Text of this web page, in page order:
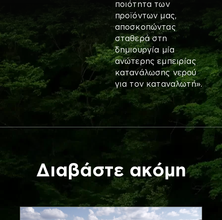
ποιότητα των
προϊόντων μας,
αποσκοπώντας
σταθερά στη
δημιουργία μία
ανώτερης εμπειρίας
κατανάλωσης νερού
για τον καταναλωτή».
Διαβάστε ακόμη